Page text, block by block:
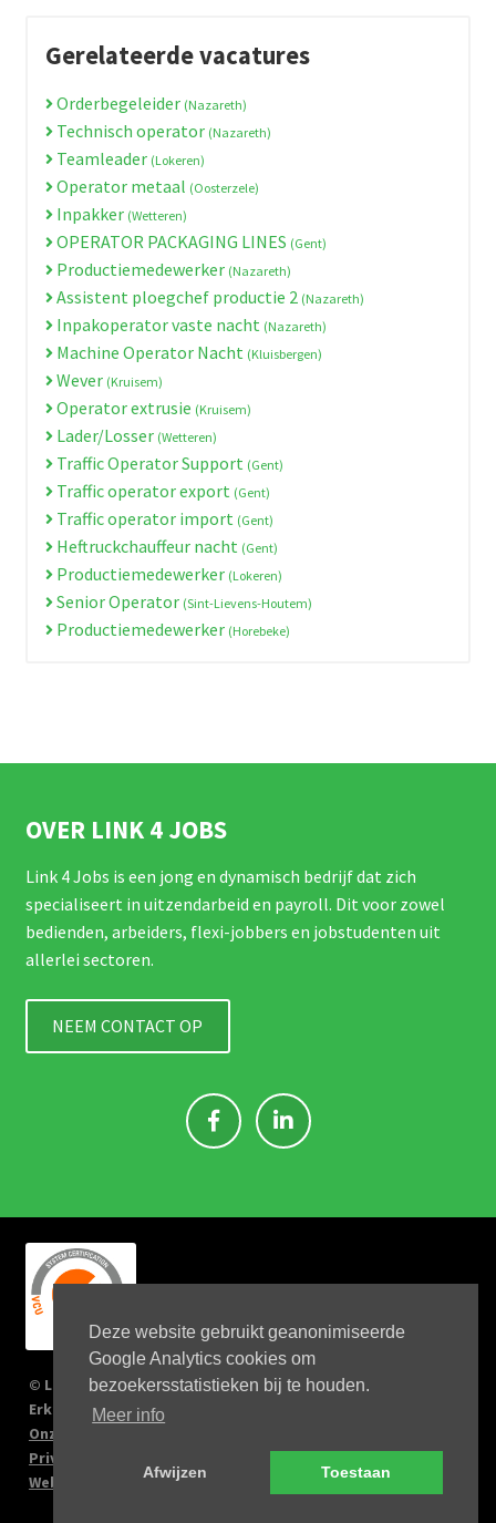
Deze website gebruikt geanonimiseerde
Google Analytics cookies om
bezoekersstatistieken bij te houden.
Meer info
Afwijzen Toestaan
Gerelateerde vacatures
Orderbegeleider (Nazareth)
Technisch operator (Nazareth)
Teamleader (Lokeren)
Operator metaal (Oosterzele)
Inpakker (Wetteren)
OPERATOR PACKAGING LINES (Gent)
Productiemedewerker (Nazareth)
Assistent ploegchef productie 2 (Nazareth)
Inpakoperator vaste nacht (Nazareth)
Machine Operator Nacht (Kluisbergen)
Wever (Kruisem)
Operator extrusie (Kruisem)
Lader/Losser (Wetteren)
Traffic Operator Support (Gent)
Traffic operator export (Gent)
Traffic operator import (Gent)
Heftruckchauffeur nacht (Gent)
Productiemedewerker (Lokeren)
Senior Operator (Sint-Lievens-Houtem)
Productiemedewerker (Horebeke)
OVER LINK 4 JOBS
Link 4 Jobs is een jong en dynamisch bedrijf dat zich
specialiseert in uitzendarbeid en payroll. Dit voor zowel
bedienden, arbeiders, flexi-jobbers en jobstudenten uit
allerlei sectoren.
NEEM CONTACT OP
© Link 4 Jobs 2023
Erkenningsnr: 2167/U
Onze verplichtingen
Privacy Policy
Website by Big Kahuna